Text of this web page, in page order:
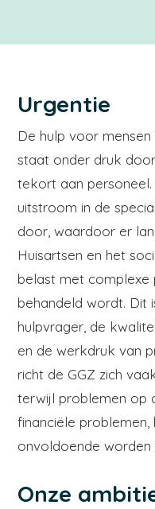
Urgentie
De hulp voor
staat onder druk
tekort aan
uitstroom in de
door, waardoor er
Huisartsen en het
belast met complexe
behandeld wordt. Dit
hulpvrager, de
en de werkdruk van
richt de GGZ zich
terwijl problemen op
financiële problemen,
onvoldoende
Onze